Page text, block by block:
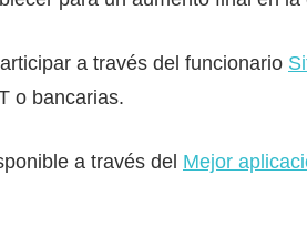
a través del funcionario
o bancarias.
a través del Mejor